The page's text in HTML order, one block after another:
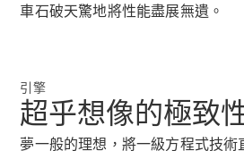
All SUVs
Mercedes-
車石破天驚地將性能盡展無遺。
引擎
超乎想像的極致
夢一般的理想，將一級方程式技術